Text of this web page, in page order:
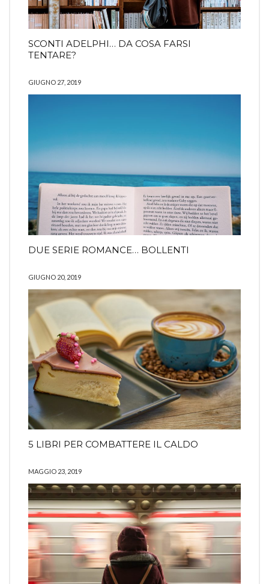
SCONTI ADELPHI… DA COSA FARSI
TENTARE?
GIUGNO 27, 2019
DUE SERIE ROMANCE… BOLLENTI
GIUGNO 20, 2019
5 LIBRI PER COMBATTERE IL CALDO
MAGGIO 23, 2019